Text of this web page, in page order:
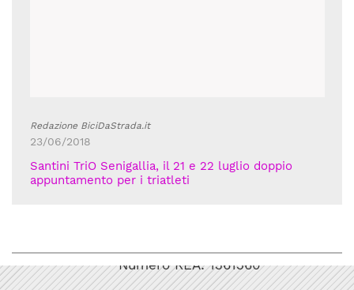
Redazione BiciDaStrada.it
23/06/2018
Santini TriO Senigallia, il 21 e 22 luglio doppio
appuntamento per i triatleti
Numero REA: 1361360